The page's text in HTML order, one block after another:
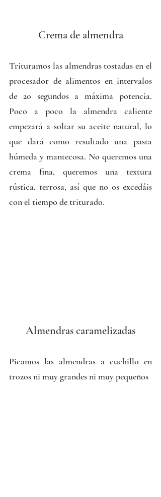
Crema de almendra
Trituramos las almendras tostadas en el
procesador de alimentos en intervalos
de 20 segundos a máxima potencia.
Poco a poco la almendra caliente
empezará a soltar su aceite natural, lo
que dará como resultado una pasta
húmeda y mantecosa. No queremos una
crema fina, queremos una textura
rústica, terrosa, así que no os excedáis
con el tiempo de triturado.
Almendras caramelizadas
Picamos las almendras a cuchillo en
trozos ni muy grandes ni muy pequeños